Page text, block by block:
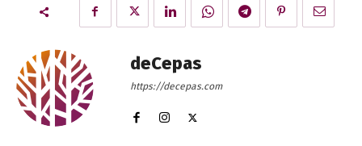
deCepas
https://decepas.com